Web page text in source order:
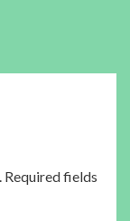
Required fields